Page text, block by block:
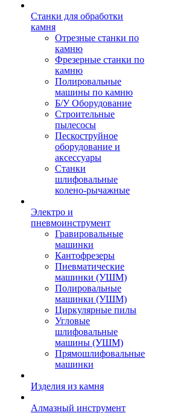
Станки для обработки
камня
Отрезные станки по
камню
Фрезерные станки по
камню
Полировальные
машины по камню
Б/У Оборудование
Строительные
пылесосы
Пескоструйное
оборудование и
аксессуары
Станки
шлифовальные
колено-рычажные
Электро и
пневмоинструмент
Гравировальные
машинки
Кантофрезеры
Пневматические
машинки (УШМ)
Полировальные
машинки (УШМ)
Циркулярные пилы
Угловые
шлифовальные
машины (УШМ)
Прямошлифовальные
машинки
Изделия из камня
Алмазный инструмент